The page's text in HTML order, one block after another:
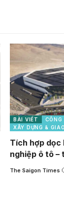
BÀI VIẾT
CÔNG
XÂY DỰNG &
Tích hợp dọc
nghiệp ô tô –
The Saigon Times